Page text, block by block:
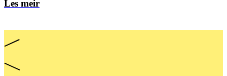
Les meir